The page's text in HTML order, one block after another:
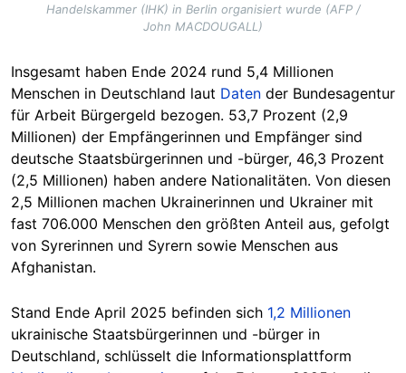
Handelskammer (IHK) in Berlin organisiert wurde (AFP /
John MACDOUGALL)
Insgesamt haben Ende 2024 rund 5,4 Millionen
Menschen in Deutschland laut Daten der Bundesagentur
für Arbeit Bürgergeld bezogen. 53,7 Prozent (2,9
Millionen) der Empfängerinnen und Empfänger sind
deutsche Staatsbürgerinnen und -bürger, 46,3 Prozent
(2,5 Millionen) haben andere Nationalitäten. Von diesen
2,5 Millionen machen Ukrainerinnen und Ukrainer mit
fast 706.000 Menschen den größten Anteil aus, gefolgt
von Syrerinnen und Syrern sowie Menschen aus
Afghanistan.
Stand Ende April 2025 befinden sich 1,2 Millionen
ukrainische Staatsbürgerinnen und -bürger in
Deutschland, schlüsselt die Informationsplattform